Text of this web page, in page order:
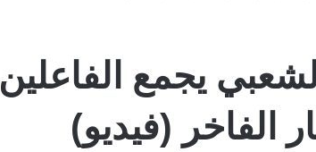
يجمع الفاعلين
الفاخر (فيديو)